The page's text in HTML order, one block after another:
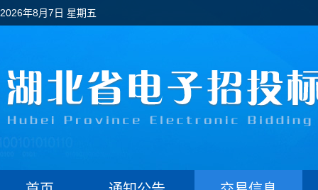
2026年8月7日 星期五